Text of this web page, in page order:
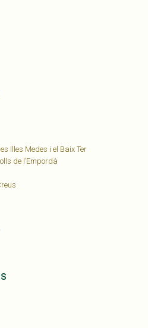
Illes Medes i el Baix Ter
de l’Empordà